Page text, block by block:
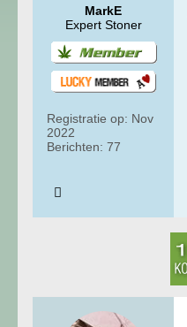
MarkE
Expert Stoner
Registratie op: Nov
2022
Berichten: 77